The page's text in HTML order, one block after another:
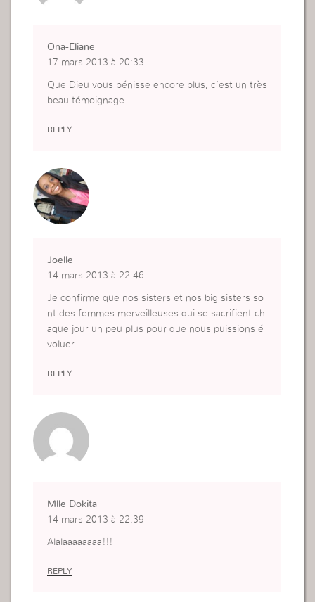
Ona-Eliane
17 mars 2013 à 20:33
Que Dieu vous bénisse encore plus, c’est un très
beau témoignage.
REPLY
Joëlle
14 mars 2013 à 22:46
Je confirme que nos sisters et nos big sisters so
nt des femmes merveilleuses qui se sacrifient ch
aque jour un peu plus pour que nous puissions é
voluer.
REPLY
Mlle Dokita
14 mars 2013 à 22:39
Alalaaaaaaaa!!!
REPLY